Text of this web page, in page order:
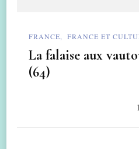
FRANCE FRANCE ET
La falaise aux
(64)